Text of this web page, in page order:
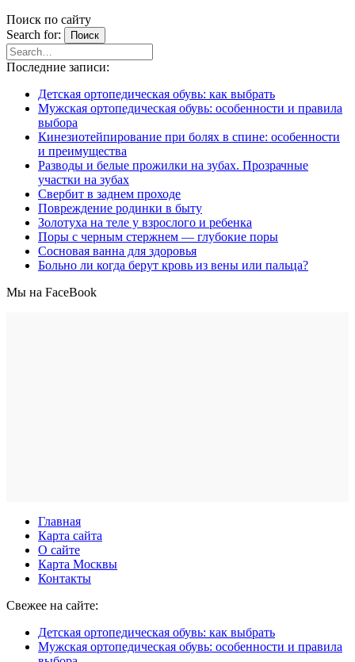
Поиск по сайту
Search for:
Поиск
Последние записи:
Детская ортопедическая обувь: как выбрать
Мужская ортопедическая обувь: особенности и правила
выбора
Кинезиотейпирование при болях в спине: особенности
и преимущества
Разводы и белые прожилки на зубах. Прозрачные
участки на зубах
Свербит в заднем проходе
Повреждение родинки в быту
Золотуха на теле у взрослого и ребенка
Поры с черным стержнем — глубокие поры
Сосновая ванна для здоровья
Больно ли когда берут кровь из вены или пальца?
Мы на FaceBook
Главная
Карта сайта
О сайте
Карта Москвы
Контакты
Свежее на сайте:
Детская ортопедическая обувь: как выбрать
Мужская ортопедическая обувь: особенности и правила